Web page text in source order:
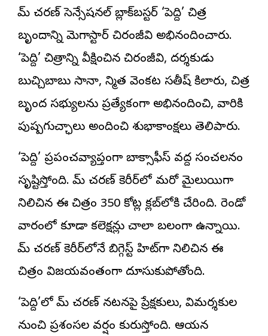
రామ్ చరణ్ సెన్సేషనల్ బ్లాక్‌బస్టర్ ‘పెద్ది’ చిత్ర
బృందాన్ని మెగాస్టార్ చిరంజీవి అభినందించారు.
‘పెద్ది’ చిత్రాన్ని వీక్షించిన చిరంజీవి, దర్శకుడు
బుచ్చిబాబు సానా, నిర్మాత వెంకట సతీష్ కిలారు, చిత్ర
బృంద సభ్యులను ప్రత్యేకంగా అభినందించి, వారికి
పుష్పగుచ్ఛాలు అందించి శుభాకాంక్షలు తెలిపారు.
‘పెద్ది’ ప్రపంచవ్యాప్తంగా బాక్సాఫీస్ వద్ద సంచలనం
సృష్టిస్తోంది. రామ్ చరణ్ కెరీర్‌లో మరో మైలురాయిగా
నిలిచిన ఈ చిత్రం 350 కోట్ల క్లబ్‌లోకి చేరింది. రెండో
వారంలో కూడా కలెక్షన్లు చాలా బలంగా ఉన్నాయి.
రామ్ చరణ్ కెరీర్‌లోనే బిగ్గెస్ట్ హిట్‌గా నిలిచిన ఈ
చిత్రం విజయవంతంగా దూసుకుపోతోంది.
‘పెద్ది’లో రామ్ చరణ్ నటనపై ప్రేక్షకులు, విమర్శకుల
నుంచి ప్రశంసల వర్షం కురుస్తోంది. ఆయన